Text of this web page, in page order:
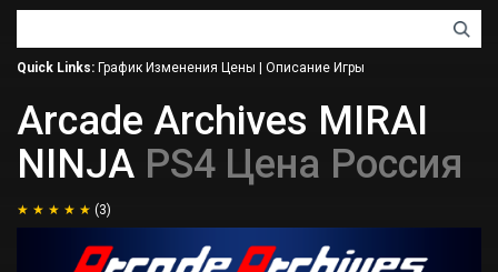
Quick Links: График Изменения Цены Описание Игры
Arcade Archives MIRAI
NINJA PS4 Цена Россия
(3)